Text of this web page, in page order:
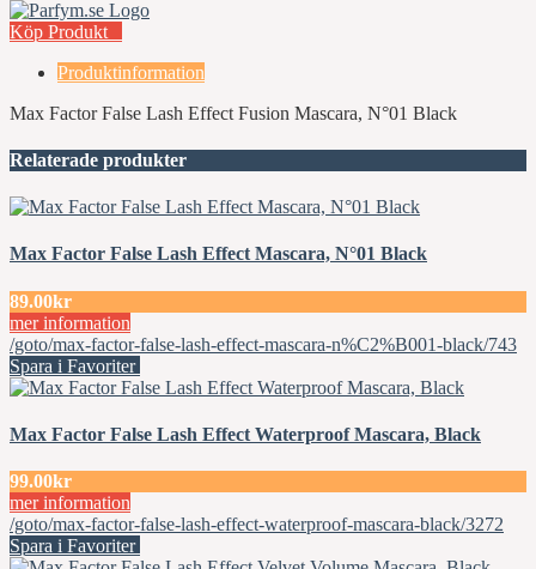
Köp Produkt
Produktinformation
Max Factor False Lash Effect Fusion Mascara, N°01 Black
Relaterade produkter
Max Factor False Lash Effect Mascara, N°01 Black
89.00kr
mer information
/goto/max-factor-false-lash-effect-mascara-n%C2%B001-black/743
Spara i Favoriter
Max Factor False Lash Effect Waterproof Mascara, Black
99.00kr
mer information
/goto/max-factor-false-lash-effect-waterproof-mascara-black/3272
Spara i Favoriter